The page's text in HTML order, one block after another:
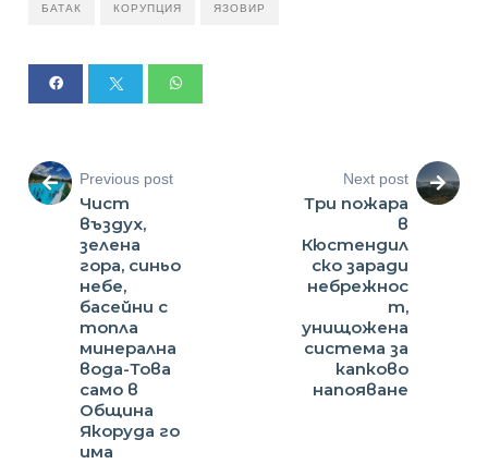
БАТАК КОРУПЦИЯ ЯЗОВИР
Previous post
Чист
въздух,
зелена
гора, синьо
небе,
басейни с
топла
минерална
вода-Това
само в
Община
Якоруда го
има
Next post
Три пожара
в
Кюстендил
ско заради
небрежнос
т,
унищожена
система за
капково
напояване